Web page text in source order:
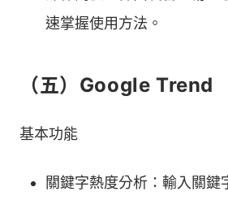
速掌握使用方法。
（五）Google Trend
基本功能
關鍵字熱度分析：輸入關鍵